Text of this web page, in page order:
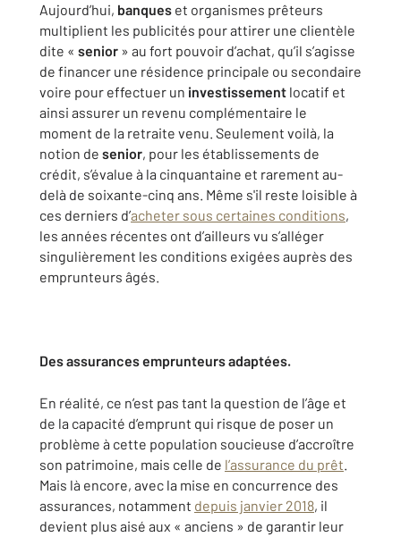
Aujourd’hui, banques et organismes prêteurs
multiplient les publicités pour attirer une clientèle
dite « senior » au fort pouvoir d’achat, qu’il s’agisse
de financer une résidence principale ou secondaire
voire pour effectuer un investissement locatif et
ainsi assurer un revenu complémentaire le
moment de la retraite venu. Seulement voilà, la
notion de senior, pour les établissements de
crédit, s’évalue à la cinquantaine et rarement au-
delà de soixante-cinq ans. Même s'il reste loisible à
ces derniers d’acheter sous certaines conditions,
les années récentes ont d’ailleurs vu s’alléger
singulièrement les conditions exigées auprès des
emprunteurs âgés.
Des assurances emprunteurs adaptées.
En réalité, ce n’est pas tant la question de l’âge et
de la capacité d’emprunt qui risque de poser un
problème à cette population soucieuse d’accroître
son patrimoine, mais celle de l’assurance du prêt.
Mais là encore, avec la mise en concurrence des
assurances, notamment depuis janvier 2018, il
devient plus aisé aux « anciens » de garantir leur